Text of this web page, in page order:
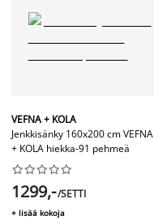
VEFNA + KOLA
Jenkkisänky 160x200 cm VEFNA
+ KOLA hiekka-91 pehmeä






1299,-/SETTI
+ lisää kokoja